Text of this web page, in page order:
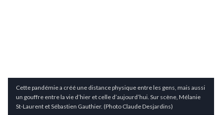
Cette pandémie a créé une distance physique entre les gens, mais aussi
un gouffre entre la vie d’hier et celle d’aujourd’hui. Sur scène, Mélanie
St-Laurent et Sébastien Gauthier. (Photo Claude Desjardins)